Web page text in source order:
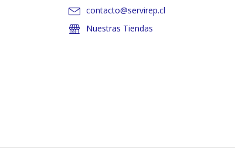
contacto@servirep.cl
Nuestras Tiendas